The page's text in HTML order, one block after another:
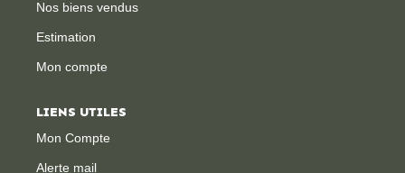
Nos biens vendus
Estimation
Mon compte
LIENS UTILES
Mon Compte
Alerte mail